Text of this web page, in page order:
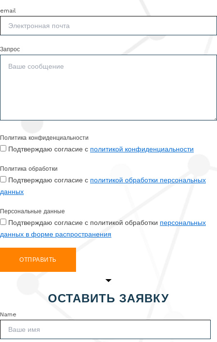
email
Запрос
Политика конфиденциальности
Подтверждаю согласие с политикой конфиденциальности
Политика обработки
Подтверждаю согласие с политикой обработки персональных
данных
Персональные данные
Подтверждаю согласие с политикой обработки персональных
данных в форме распространения
ОТПРАВИТЬ
ОСТАВИТЬ ЗАЯВКУ
Name